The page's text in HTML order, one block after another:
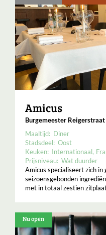
Amicus
Burgemeester
Maaltijd: Diner
Stadsdeel: Oost
Keuken: Internationaal
Prijsniveau: Wat duurder
Amicus specialiseert zich
seizoensgebonden
met in totaal zestien
Nu open